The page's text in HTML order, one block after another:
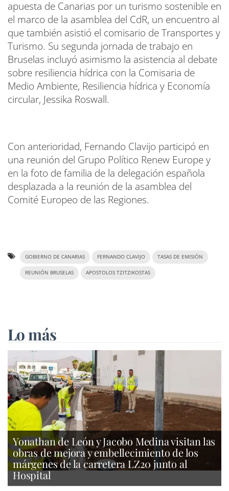
apuesta de Canarias por un turismo sostenible en
el marco de la asamblea del CdR, un encuentro al
que también asistió el comisario de Transportes y
Turismo. Su segunda jornada de trabajo en
Bruselas incluyó asimismo la asistencia al debate
sobre resiliencia hídrica con la Comisaria de
Medio Ambiente, Resiliencia hídrica y Economía
circular, Jessika Roswall.
Con anterioridad, Fernando Clavijo participó en
una reunión del Grupo Político Renew Europe y
en la foto de familia de la delegación española
desplazada a la reunión de la asamblea del
Comité Europeo de las Regiones.
GOBIERNO DE CANARIAS FERNANDO CLAVIJO TASAS DE EMISIÓN
REUNIÓN BRUSELAS APOSTOLOS TZITZIKOSTAS
Lo más
Yonathan de León y Jacobo Medina visitan las
obras de mejora y embellecimiento de los
márgenes de la carretera LZ20 junto al
Hospital